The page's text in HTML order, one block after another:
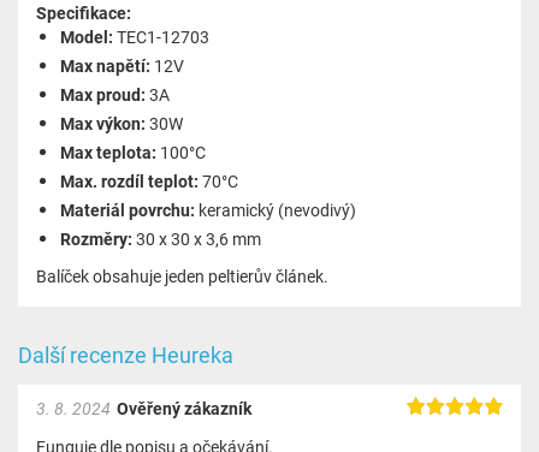
Specifikace:
Model: TEC1-12703
Max napětí: 12V
Max proud: 3A
Max výkon: 30W
Max teplota: 100°C
Max. rozdíl teplot: 70°C
Materiál povrchu: keramický (nevodivý)
Rozměry: 30 x 30 x 3,6 mm
Balíček obsahuje jeden peltierův článek.
Další recenze Heureka
Ověřený zákazník
3. 8. 2024
Funguje dle popisu a očekávání.